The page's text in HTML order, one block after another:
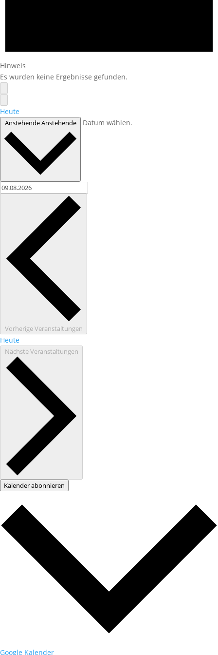
Hinweis
Es wurden keine Ergebnisse gefunden.
Heute
AnstehendeAnstehende Datum wählen.
VorherigeVeranstaltungen
Heute
NächsteVeranstaltungen
Kalender abonnieren
Google Kalender